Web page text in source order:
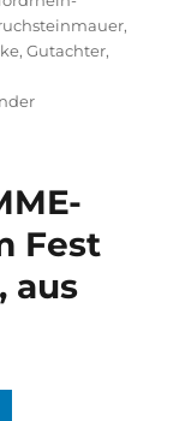
,
,Gutachter,
Fest
aus